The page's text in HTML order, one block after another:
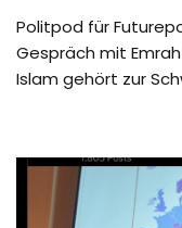
Politpod für
Gespräch mit
Islam gehört zur